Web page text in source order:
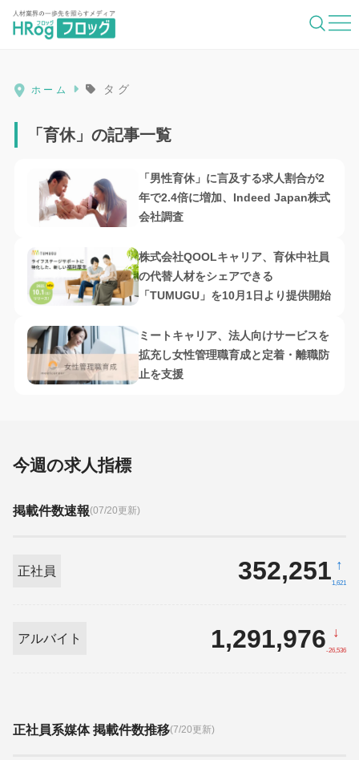
HRog | 人材業界の一歩先を照らすメディ
ホーム タグ
「育休」の記事一覧
「男性育休」に言及する求人割合が2
年で2.4倍に増加、Indeed Japan株式
会社調査
株式会社QOOLキャリア、育休中社員
の代替人材をシェアできる
「TUMUGU」を10月1日より提供開始
ミートキャリア、法人向けサービスを
拡充し女性管理職育成と定着・離職防
止を支援
今週の求人指標
掲載件数速報(07/20更新)
正社員 352,251 ↑
1,621
アルバイト 1,291,976 ↓
-26,536
正社員系媒体 掲載件数推移(7/20更新)